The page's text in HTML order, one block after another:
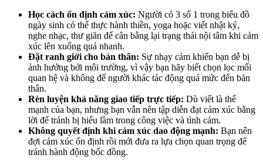
Học cách ổn định cảm xúc: Người có 3 số 1 trong biểu đồ
ngày sinh có thể thực hành thiền, yoga hoặc viết nhật ký,
nghe nhạc, thư giãn để cân bằng lại trạng thái nội tâm khi cảm
xúc lên xuống quá nhanh.
Đặt ranh giới cho bản thân: Sự nhạy cảm khiến bạn dễ bị
ảnh hưởng bởi môi trường, vì vậy bạn hãy biết chọn lọc mối
quan hệ và không để người khác tác động quá mức đến bản
thân.
Rèn luyện khả năng giao tiếp trực tiếp: Dù viết là thế
mạnh của bạn, nhưng bạn vẫn nên tập diễn đạt cảm xúc bằng
lời để tránh bị hiểu lầm trong công việc và tình cảm.
Không quyết định khi cảm xúc dao động mạnh: Bạn nên
đợi cảm xúc ổn định rồi mới đưa ra lựa chọn quan trọng để
tránh hành động bốc đồng.